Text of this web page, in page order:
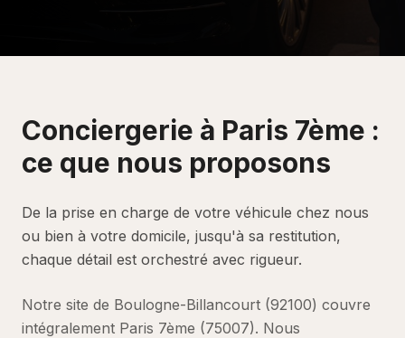
Conciergerie à Paris 7ème :
ce que nous proposons
De la prise en charge de votre véhicule chez nous
ou bien à votre domicile, jusqu'à sa restitution,
chaque détail est orchestré avec rigueur.
Notre site de Boulogne-Billancourt (92100) couvre
intégralement Paris 7ème (75007). Nous